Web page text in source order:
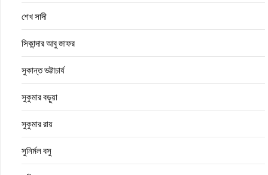
শেখ সাদী
সিকান্দার আবু জাফর
সুকান্ত ভট্টাচার্য
সুকুমার বড়ুয়া
সুকুমার রায়
সুনির্মল বসু